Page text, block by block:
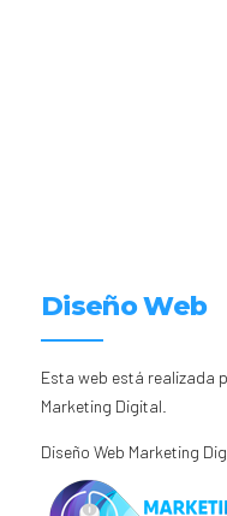
Diseño Web
Esta web está realizada
Marketing Digital.
Diseño Web Marketing